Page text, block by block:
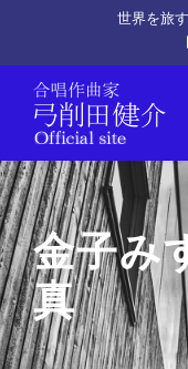
世界を旅
金子み
真